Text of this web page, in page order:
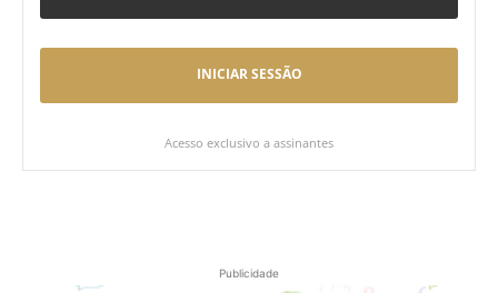
INICIAR SESSÃO
Acesso exclusivo a assinantes
Publicidade